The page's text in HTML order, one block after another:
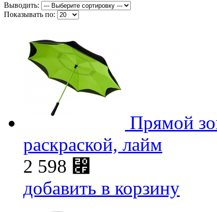
Выводить:
Показывать по:
Прямой
раскраской, лайм
2 598 ⃏
добавить в корзину